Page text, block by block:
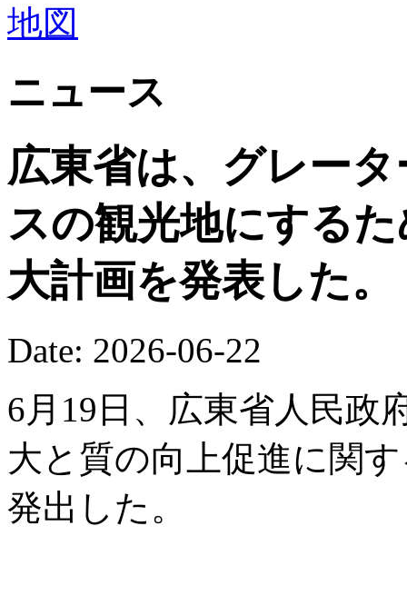
ニュース
広東省は、グレー
スの観光地にする
大計画を発表した。
Date: 2026-06-22
6月19日、広東省人民政
大と質の向上促進に関
発出した。